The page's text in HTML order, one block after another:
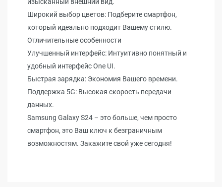
Широкий выбор цветов: Подберите смартфон,
который идеально подходит Вашему стилю.
Отличительные особенности
Улучшенный интерфейс: Интуитивно понятный и
удобный интерфейс One UI.
Быстрая зарядка: Экономия Вашего времени.
Поддержка 5G: Высокая скорость передачи
данных.
Samsung Galaxy S24 – это больше, чем просто
смартфон, это Ваш ключ к безграничным
возможностям. Закажите свой уже сегодня!